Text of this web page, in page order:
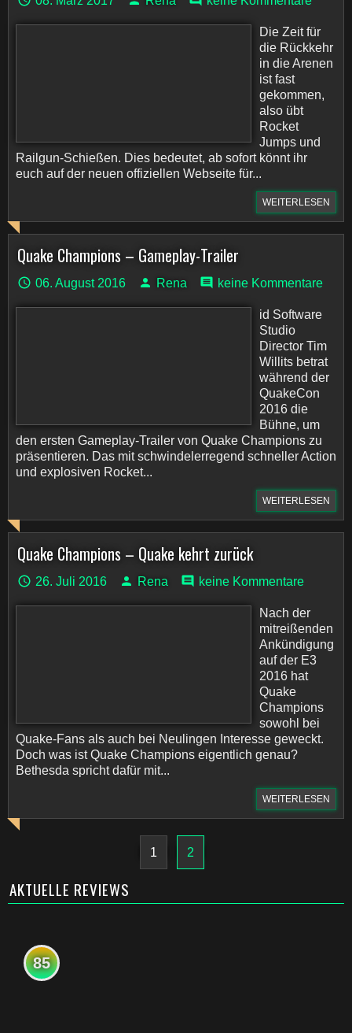
Die Zeit für
die Rückkehr
in die Arenen
ist fast
gekommen,
also übt
Rocket
Jumps und
Railgun-Schießen. Dies bedeutet, ab sofort könnt ihr
euch auf der neuen offiziellen Webseite für...
WEITERLESEN
Quake Champions – Gameplay-Trailer
06. August 2016 Rena keine Kommentare
id Software
Studio
Director Tim
Willits betrat
während der
QuakeCon
2016 die
Bühne, um
den ersten Gameplay-Trailer von Quake Champions zu
präsentieren. Das mit schwindelerregend schneller Action
und explosiven Rocket...
WEITERLESEN
Quake Champions – Quake kehrt zurück
26. Juli 2016 Rena keine Kommentare
Nach der
mitreißenden
Ankündigung
auf der E3
2016 hat
Quake
Champions
sowohl bei
Quake-Fans als auch bei Neulingen Interesse geweckt.
Doch was ist Quake Champions eigentlich genau?
Bethesda spricht dafür mit...
WEITERLESEN
1 2
AKTUELLE REVIEWS
85